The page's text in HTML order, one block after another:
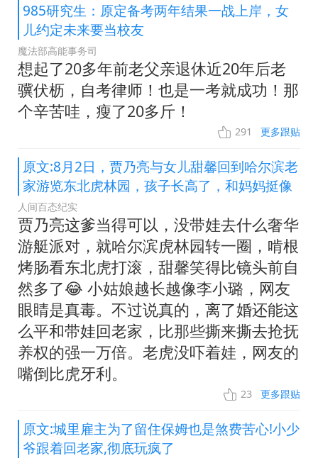
985研究生：原定备考两年结果一战上岸，女
儿约定未来要当校友
魔法部高能事务司
想起了20多年前老父亲退休近20年后老
骥伏枥，自考律师！也是一考就成功！那
个辛苦哇，瘦了20多斤！
291 更多跟贴
原文:8月2日，贾乃亮与女儿甜馨回到哈尔滨老
家游览东北虎林园，孩子长高了，和妈妈挺像
人间百态纪实
贾乃亮这爹当得可以，没带娃去什么奢华
游艇派对，就哈尔滨虎林园转一圈，啃根
烤肠看东北虎打滚，甜馨笑得比镜头前自
然多了😂 小姑娘越长越像李小璐，网友
眼睛是真毒。不过说真的，离了婚还能这
么平和带娃回老家，比那些撕来撕去抢抚
养权的强一万倍。老虎没吓着娃，网友的
嘴倒比虎牙利。
23 更多跟贴
原文:城里雇主为了留住保姆也是煞费苦心!小少
爷跟着回老家,彻底玩疯了